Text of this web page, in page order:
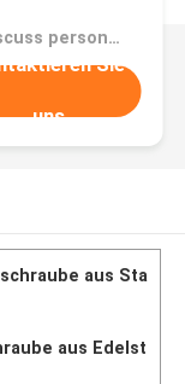
Preis：Discuss personally
Sie
uns
aus Sta
aus Edelst